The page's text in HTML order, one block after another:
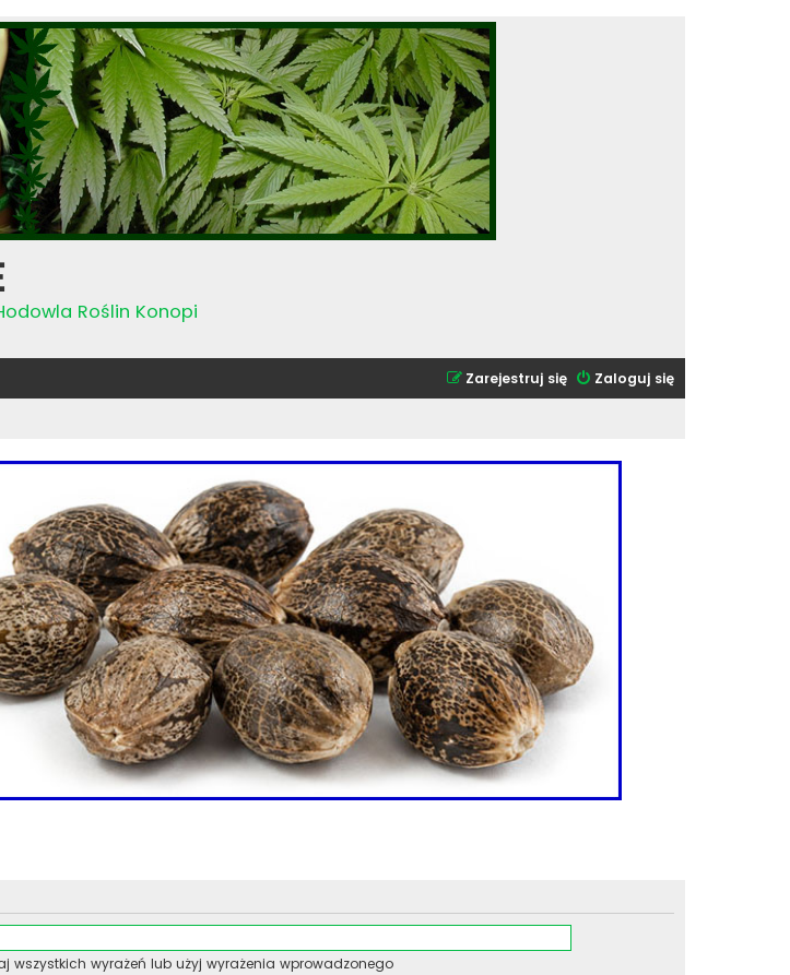
Roślin Konopi
Zaloguj się
Zarejestruj się
wszystkich wyrażeń lub użyj wyrażenia wprowadzonego